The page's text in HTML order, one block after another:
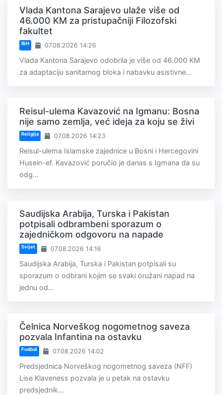
Vlada Kantona Sarajevo ulaže više od
46.000 KM za pristupačniji Filozofski
fakultet
BiH 07.08.2026 14:26
Vlada Kantona Sarajevo odobrila je više od 46.000 KM
za adaptaciju sanitarnog bloka i nabavku asistivne...
Reisul-ulema Kavazović na Igmanu: Bosna
nije samo zemlja, već ideja za koju se živi
Religija 07.08.2026 14:23
Reisul-ulema Islamske zajednice u Bosni i Hercegovini
Husein-ef. Kavazović poručio je danas s Igmana da su
odg...
Saudijska Arabija, Turska i Pakistan
potpisali odbrambeni sporazum o
zajedničkom odgovoru na napade
Svijet 07.08.2026 14:16
Saudijska Arabija, Turska i Pakistan potpisali su
sporazum o odbrani kojim se svaki oružani napad na
jednu od...
Čelnica Norveškog nogometnog saveza
pozvala Infantina na ostavku
Fudbal 07.08.2026 14:02
Predsjednica Norveškog nogometnog saveza (NFF)
Lise Klaveness pozvala je u petak na ostavku
predsjednik...